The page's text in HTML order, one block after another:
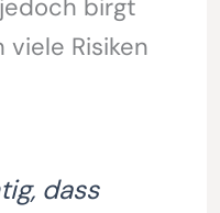
birgt
Risiken
dass